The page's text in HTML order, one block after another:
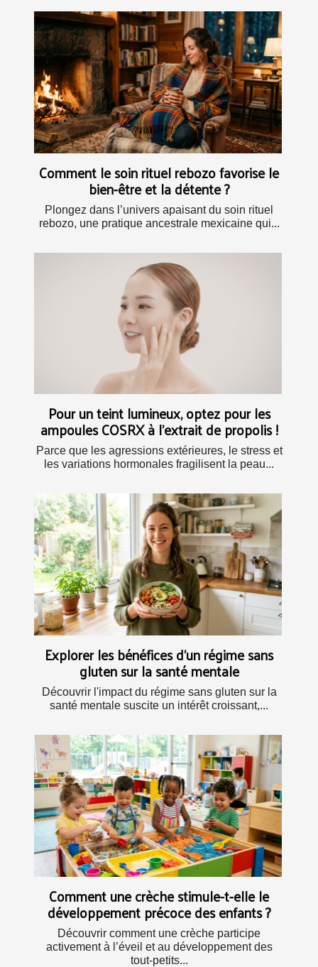
Comment le soin rituel rebozo favorise le
bien-être et la détente ?
Plongez dans l’univers apaisant du soin rituel
rebozo, une pratique ancestrale mexicaine qui...
Pour un teint lumineux, optez pour les
ampoules COSRX à l’extrait de propolis !
Parce que les agressions extérieures, le stress et
les variations hormonales fragilisent la peau...
Explorer les bénéfices d'un régime sans
gluten sur la santé mentale
Découvrir l'impact du régime sans gluten sur la
santé mentale suscite un intérêt croissant,...
Comment une crèche stimule-t-elle le
développement précoce des enfants ?
Découvrir comment une crèche participe
activement à l’éveil et au développement des
tout-petits...